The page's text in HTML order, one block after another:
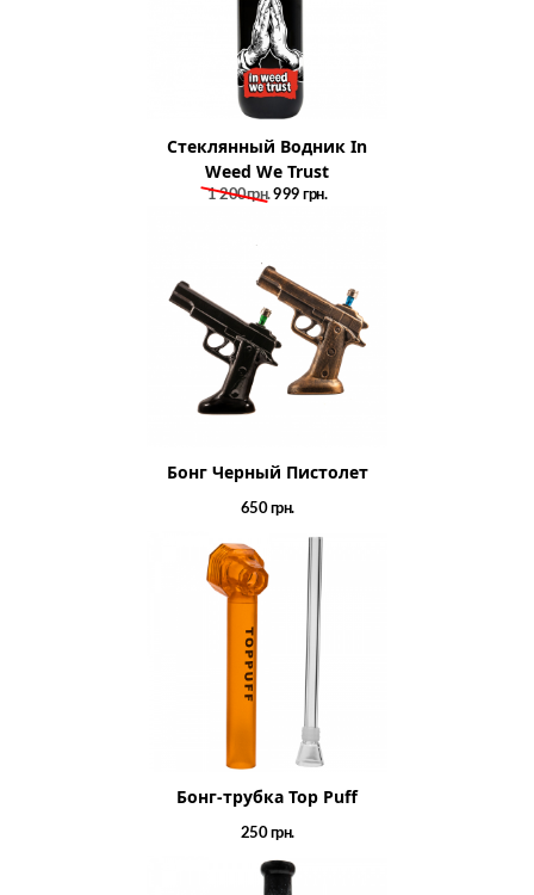
Стеклянный Водник In
Weed We Trust
1 200грн.999 грн.
Бонг Черный Пистолет
650грн.
Бонг-трубка Top Puff
250грн.